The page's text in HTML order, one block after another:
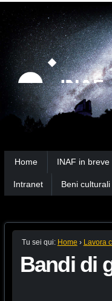
Strumenti
personali
Salta
contenuti.
|
Salta
alla
navigazione
Ricerca
avanzata…
Home INAF in breve
Intranet Beni culturali
Tu sei qui: Home › Lavora
Bandi di